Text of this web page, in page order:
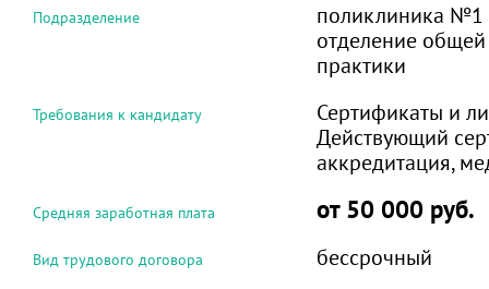
Подразделение
поликлиника №1
отделение
практики
Требования к кандидату
Сертификаты и
Действующий
аккредитация,
Средняя заработная плата от 50 000 руб.
Вид трудового договора бессрочный